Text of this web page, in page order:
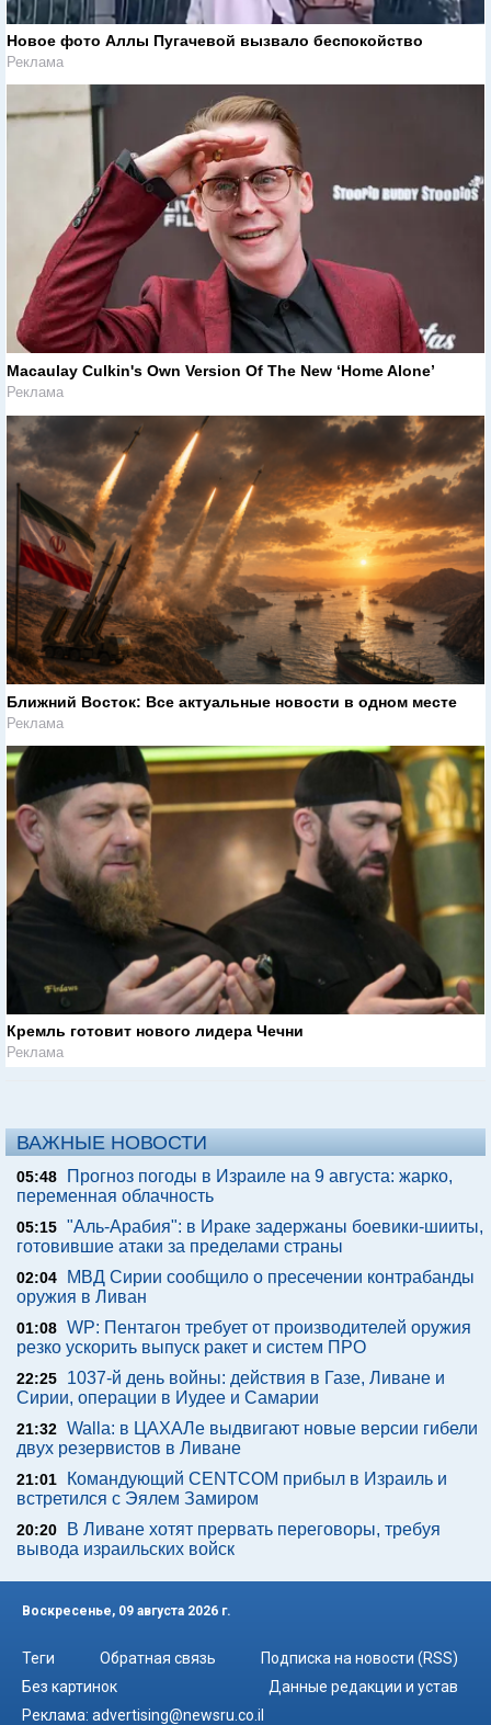
Новое фото Аллы Пугачевой вызвало беспокойство
Реклама
Macaulay Culkin's Own Version Of The New ‘Home Alone’
Реклама
Ближний Восток: Все актуальные новости в одном месте
Реклама
Кремль готовит нового лидера Чечни
Реклама
ВАЖНЫЕ НОВОСТИ
05:48
Прогноз погоды в Израиле на 9 августа: жарко,
переменная облачность
05:15 "Аль-Арабия": в Ираке задержаны боевики-шииты,
готовившие атаки за пределами страны
02:04
МВД Сирии сообщило о пресечении контрабанды
оружия в Ливан
01:08 WP: Пентагон требует от производителей оружия
резко ускорить выпуск ракет и систем ПРО
22:25
1037-й день войны: действия в Газе, Ливане и
Сирии, операции в Иудее и Самарии
21:32 Walla: в ЦАХАЛе выдвигают новые версии гибели
двух резервистов в Ливане
21:01
Командующий CENTCOM прибыл в Израиль и
встретился с Эялем Замиром
20:20
В Ливане хотят прервать переговоры, требуя
вывода израильских войск
Воскресенье, 09 августа 2026 г.
Теги Обратная связь
Подписка на новости (RSS)
Без картинок
Данные редакции и устав
Реклама: advertising@newsru.co.il